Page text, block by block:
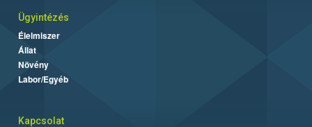
Ügyintézés
Élelmiszer
Állat
Növény
Labor/Egyéb
Kapcsolat